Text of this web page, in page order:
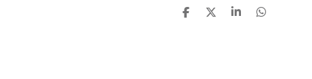
D
D
S
D